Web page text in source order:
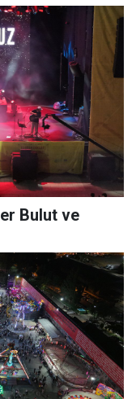
Bulut ve